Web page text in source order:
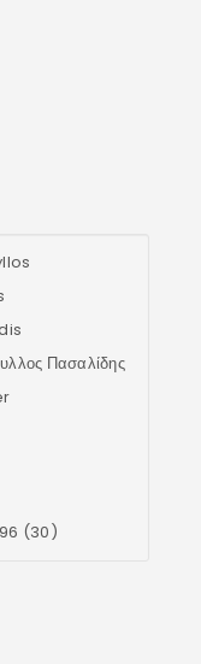
Πασαλίδης
(30)